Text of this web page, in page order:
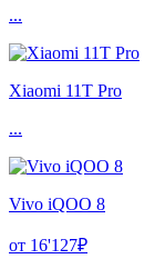
...
Xiaomi 11T Pro
...
Vivo iQOO 8
от 16'127₽